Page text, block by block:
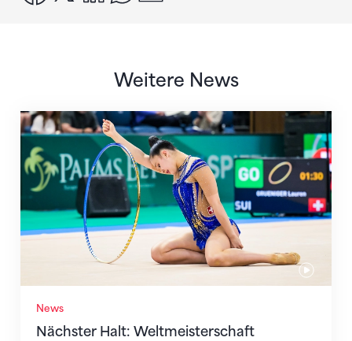
Weitere News
News
Nächster Halt: Weltmeisterschaft
Nächster Halt: Weltmeisterschaft